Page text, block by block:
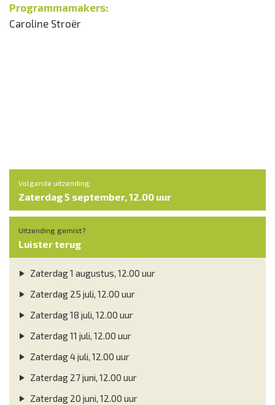
Programmamakers:
Caroline Stroër
Volgende uitzending:
Zaterdag 5 september, 12.00 uur
Uitzending gemist?
Luister terug
Zaterdag 1 augustus, 12.00 uur
Zaterdag 25 juli, 12.00 uur
Zaterdag 18 juli, 12.00 uur
Zaterdag 11 juli, 12.00 uur
Zaterdag 4 juli, 12.00 uur
Zaterdag 27 juni, 12.00 uur
Zaterdag 20 juni, 12.00 uur